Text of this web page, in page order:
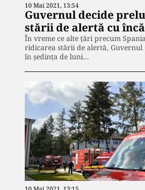
10 Mai 2021, 13:54
Guvernul decide
stării de alertă cu
În vreme ce alte țări precum
ridicarea stării de alertă, Guvernul
în ședința de luni…